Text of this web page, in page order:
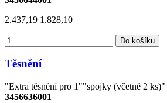
2.437,19 1.828,10
Do košíku
Těsnění
"Extra těsnění pro 1""spojky (včetně 2 ks)"
3456636001